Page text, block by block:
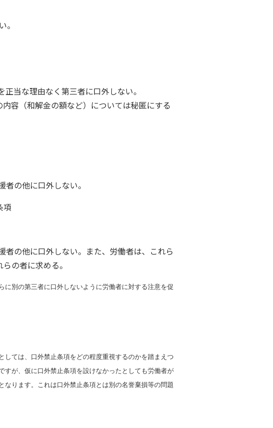
。
当な理由なく第三者に口外しない。
容（和解金の額など）については秘匿にする
の他に口外しない。
項
の他に口外しない。また、労働者は、これら
の者に求める。
別の第三者に口外しないように労働者に対する注意を促
ては、口外禁止条項をどの程度重視するのかを踏まえつ
が、仮に口外禁止条項を設けなかったとしても労働者が
ります。これは口外禁止条項とは別の名誉棄損等の問題